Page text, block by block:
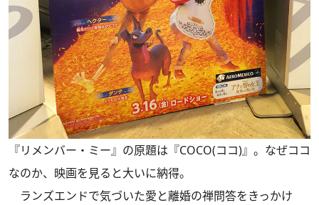
『リメンバー・ミー』の原題は『COCO(ココ)』。なぜココ
なのか、映画を見ると大いに納得。
ランズエンドで気づいた愛と離婚の禅問答をきっかけ